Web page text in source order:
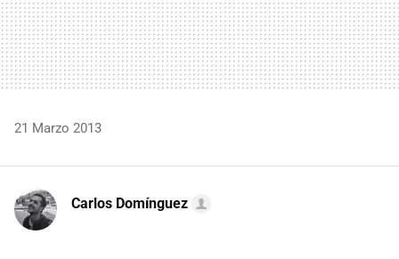
21 Marzo 2013
Carlos Domínguez